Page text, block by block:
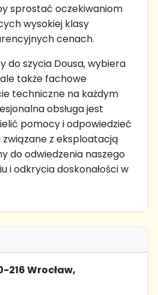
sprostać oczekiwaniom
wysokiej klasy
cenach.
do szycia Dousa, wybiera
także fachowe
techniczne na każdym
obsługa jest
pomocy i odpowiedzieć
z eksploatacją
do odwiedzenia naszego
i odkrycia doskonałości w
216 Wrocław,